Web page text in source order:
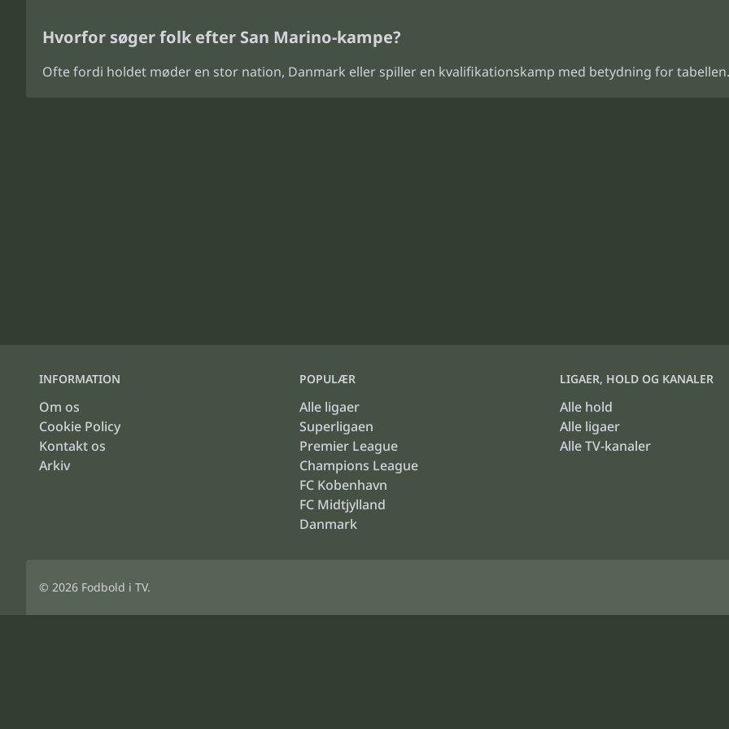
Hvorfor søger folk efter San Marino-kampe?
Ofte fordi holdet møder en stor nation, Danmark eller spiller en kvalifikationskamp med betydning for tabellen.
INFORMATION
Om os
Cookie Policy
Kontakt os
Arkiv
POPULÆR
Alle ligaer
Superligaen
Premier League
Champions League
FC Kobenhavn
FC Midtjylland
Danmark
LIGAER, HOLD OG KANALER
Alle hold
Alle ligaer
Alle TV-kanaler
© 2026 Fodbold i TV.